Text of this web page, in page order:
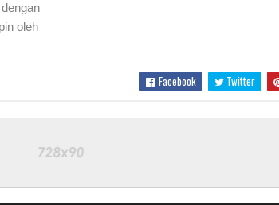
oleh
Facebook Twitter